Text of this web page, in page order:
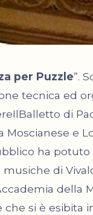
per Puzzle”.
tecnica ed
di
Moscianese e
ha potuto
musiche di
della
si è esibita